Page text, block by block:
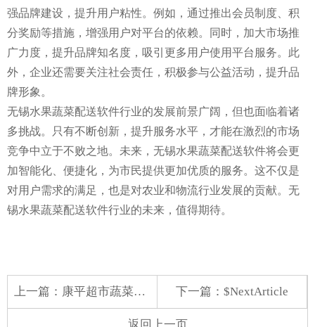
强品牌建设，提升用户粘性。例如，通过推出会员制度、积
分奖励等措施，增强用户对平台的依赖。同时，加大市场推
广力度，提升品牌知名度，吸引更多用户使用平台服务。此
外，企业还需要关注社会责任，积极参与公益活动，提升品
牌形象。
无锡水果蔬菜配送软件行业的发展前景广阔，但也面临着诸
多挑战。只有不断创新，提升服务水平，才能在激烈的市场
竞争中立于不败之地。未来，无锡水果蔬菜配送软件将会更
加智能化、便捷化，为市民提供更加优质的服务。这不仅是
对用户需求的满足，也是对农业和物流行业发展的贡献。无
锡水果蔬菜配送软件行业的未来，值得期待。
上一篇： 康平超市蔬菜配送中心 下一篇：$NextArticle